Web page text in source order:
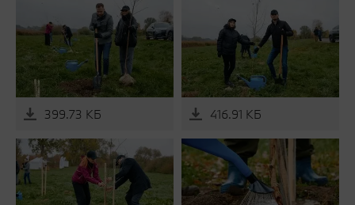
399.73 КБ 416.91 КБ